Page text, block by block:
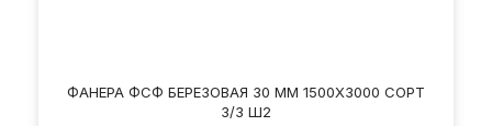
ФАНЕРА ФСФ БЕРЕЗОВАЯ 30 ММ 1500Х3000 СОРТ
3/3 Ш2